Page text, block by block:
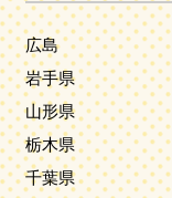
広島
岩手県
山形県
栃木県
千葉県